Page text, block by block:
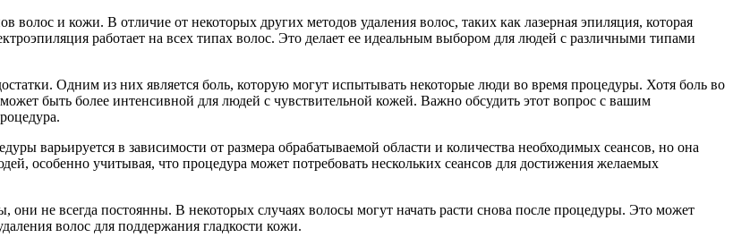
волос и кожи. В отличие от некоторых других методов удаления волос, таких как лазерная эпиляция, которая
работает на всех типах волос. Это делает ее идеальным выбором для людей с различными типами
Одним из них является боль, которую могут испытывать некоторые люди во время процедуры. Хотя боль во
быть более интенсивной для людей с чувствительной кожей. Важно обсудить этот вопрос с вашим
варьируется в зависимости от размера обрабатываемой области и количества необходимых сеансов, но она
особенно учитывая, что процедура может потребовать нескольких сеансов для достижения желаемых
они не всегда постоянны. В некоторых случаях волосы могут начать расти снова после процедуры. Это может
волос для поддержания гладкости кожи.